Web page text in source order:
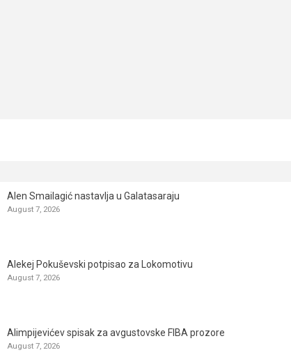
Alen Smailagić nastavlja u Galatasaraju
August 7, 2026
Alekej Pokuševski potpisao za Lokomotivu
August 7, 2026
Alimpijevićev spisak za avgustovske FIBA prozore
August 7, 2026